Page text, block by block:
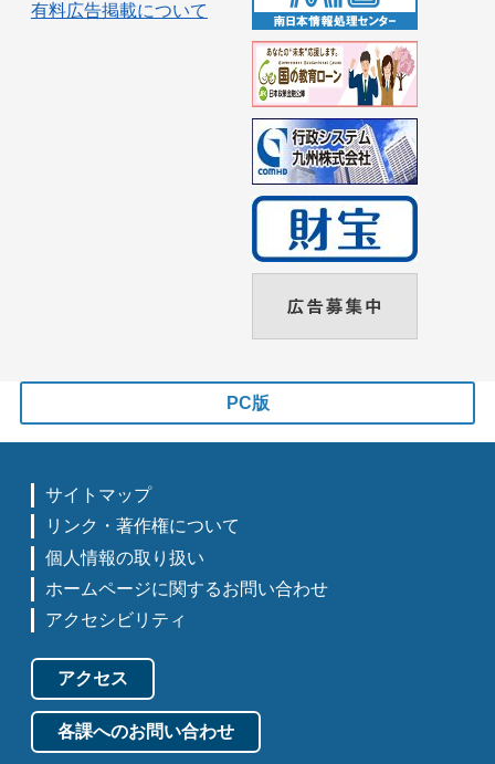
有料広告掲載について
PC版
サイトマップ
リンク・著作権について
個人情報の取り扱い
ホームページに関するお問い合わせ
アクセシビリティ
アクセス
各課へのお問い合わせ